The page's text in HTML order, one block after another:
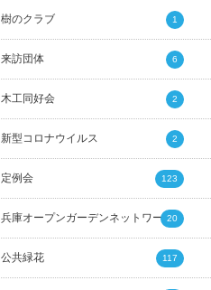
樹のクラブ 1
来訪団体 6
木工同好会 2
新型コロナウイルス 2
定例会 123
兵庫オープンガーデンネットワーク20
公共緑花 117